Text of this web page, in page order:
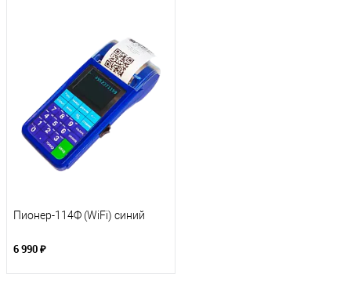
Пионер-114Ф (WiFi) синий
6 990 ₽